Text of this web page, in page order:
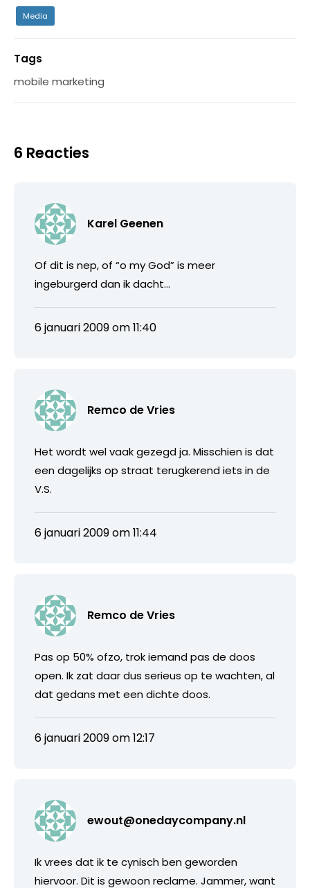
Media
Tags
mobile marketing
6 Reacties
Karel Geenen
Of dit is nep, of “o my God” is meer
ingeburgerd dan ik dacht…
6 januari 2009 om 11:40
Remco de Vries
Het wordt wel vaak gezegd ja. Misschien is dat
een dagelijks op straat terugkerend iets in de
V.S.
6 januari 2009 om 11:44
Remco de Vries
Pas op 50% ofzo, trok iemand pas de doos
open. Ik zat daar dus serieus op te wachten, al
dat gedans met een dichte doos.
6 januari 2009 om 12:17
ewout@onedaycompany.nl
Ik vrees dat ik te cynisch ben geworden
hiervoor. Dit is gewoon reclame. Jammer, want